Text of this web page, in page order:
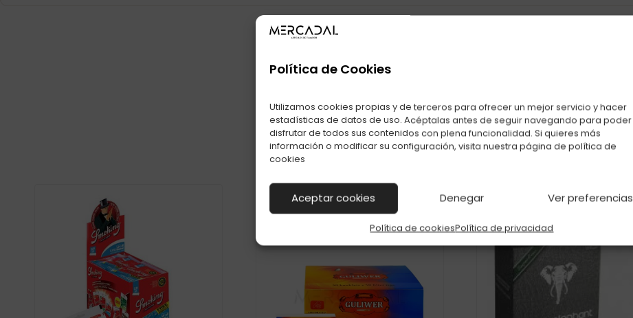
Política de Cookies
Utilizamos cookies propias y de terceros para ofrecer un mejor servicio y hacer
estadísticas de datos de uso. Acéptalas antes de seguir navegando para poder
disfrutar de todos sus contenidos con plena funcionalidad. Si quieres más
información o modificar su configuración, visita nuestra página de política de
cookies
Aceptar cookies Denegar Ver preferencias
Política de cookiesPolítica de privacidad
Productos relacionados con FILTROS SMOKING 6MM BLUE+PAPEL 60 C-40